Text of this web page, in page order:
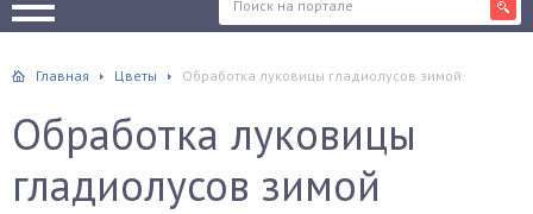
Главная Цветы Обработка луковицы гладиолусов зимой
Обработка луковицы
гладиолусов зимой